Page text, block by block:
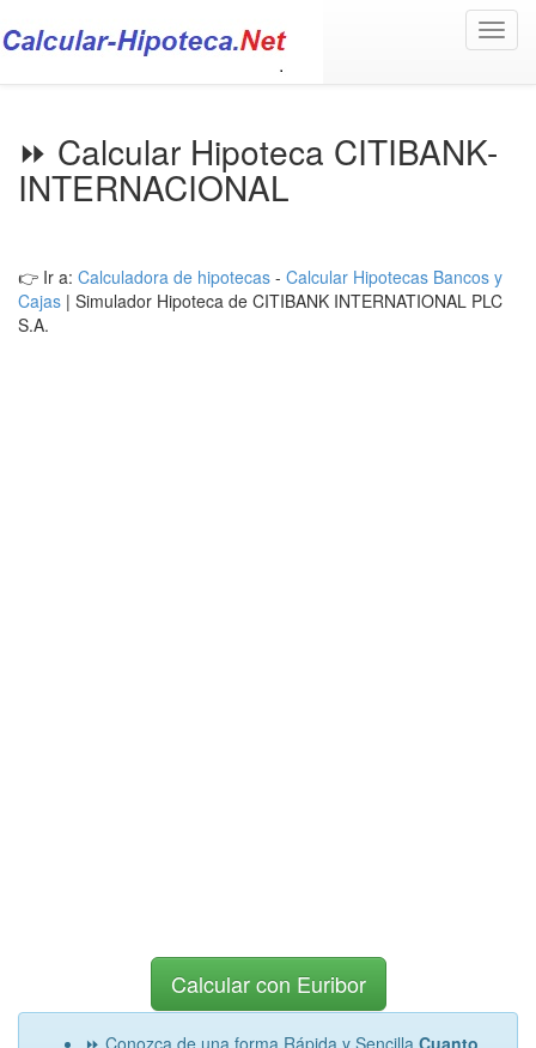
⏩ Calcular Hipoteca CITIBANK-
INTERNACIONAL
👉 Ir a: Calculadora de hipotecas - Calcular Hipotecas Bancos y
Cajas | Simulador Hipoteca de CITIBANK INTERNATIONAL PLC
S.A.
Calcular con Euribor
⏩ Conozca de una forma Rápida y Sencilla Cuanto